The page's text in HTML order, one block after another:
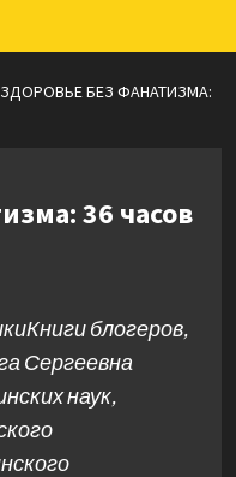
ЗДОРОВЬЕ БЕЗ ФАНАТИЗМА:
36 часов
блогеров,
Сергеевна
наук,